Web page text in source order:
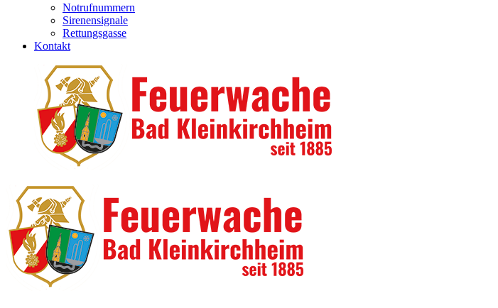
Notrufnummern
Sirenensignale
Rettungsgasse
Kontakt